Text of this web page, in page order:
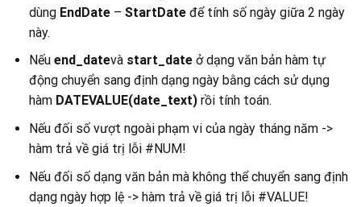
dùng EndDate– StartDateđể tính số ngày giữa 2 ngày
này.
Nếu end_datevà start_dateở dạng văn bản hàm tự
động chuyển sang định dạng ngày bằng cách sử dụng
hàm DATEVALUE(date_text)rồi tính toán.
Nếu đối số vượt ngoài phạm vi của ngày tháng năm ->
hàm trả về giá trị lỗi #NUM!
Nếu đối số dạng văn bản mà không thể chuyển sang định
dạng ngày hợp lệ -> hàm trả về giá trị lỗi #VALUE!